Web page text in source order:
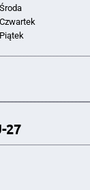
Środa
Czwartek
Piątek
27